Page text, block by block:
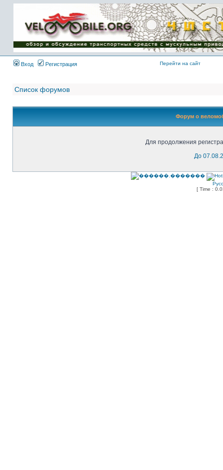
Имя пользователя:
Пароль:
{ LOG_ME_IN_SHORT
}
Вход
Регистрация Перейти на сайт
Список форумов
Форум о
Для продолжения
До
[ Time :